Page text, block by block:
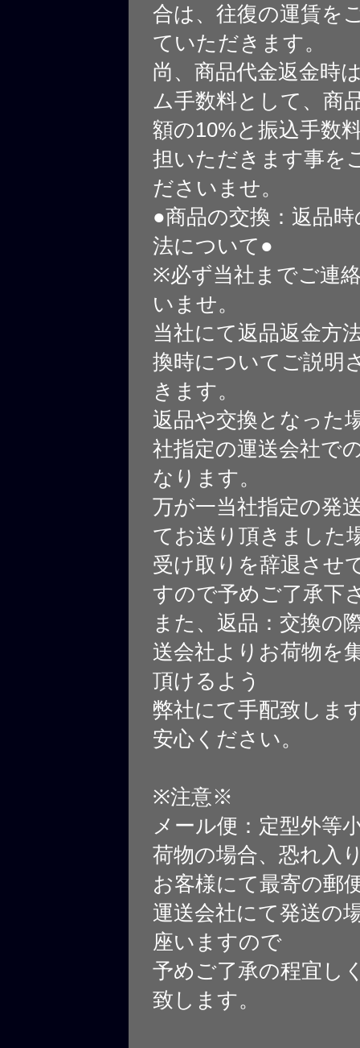
合は、往復の運賃を
ていただきます。
尚、商品代金返金時
ム手数料として、商
額の10%と振込手数
担いただきます事を
ださいませ。
●商品の交換：返品
法について●
※必ず当社までご連
いませ。
当社にて返品返金方
換時についてご説明
きます。
返品や交換となった
社指定の運送会社で
なります。
万が一当社指定の発
てお送り頂きました
受け取りを辞退させ
すので予めご了承下
また、返品：交換の
送会社よりお荷物を
頂けるよう
弊社にて手配致しま
安心ください。
※注意※
メール便：定型外等
荷物の場合、恐れ入
お客様にて最寄の郵
運送会社にて発送の
座いますので
予めご了承の程宜し
致します。